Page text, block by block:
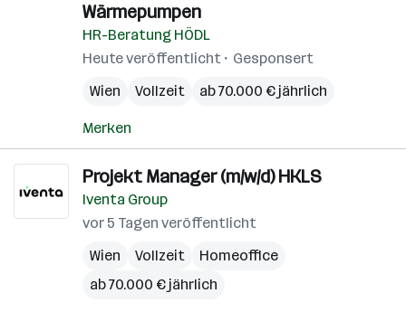
Wärmepumpen
HR-Beratung HÖDL
Heute veröffentlicht
Gesponsert
Wien
Vollzeit ab 70.000 € jährlich
Merken
Projekt Manager (m/w/d) HKLS
Iventa Group
vor 5 Tagen veröffentlicht
Wien
Vollzeit
Homeoffice
ab 70.000 € jährlich